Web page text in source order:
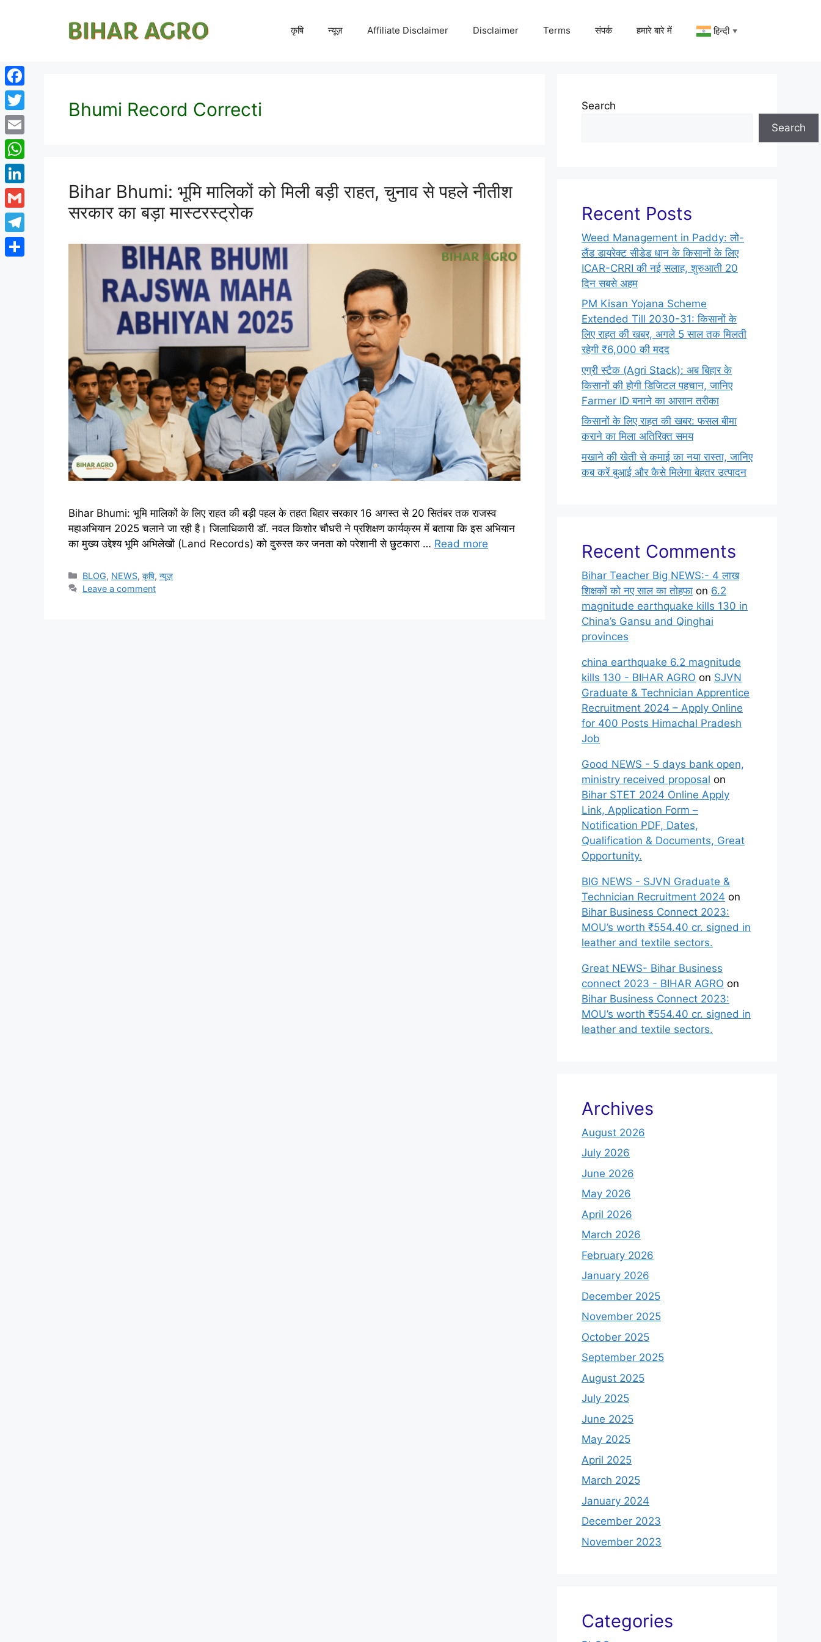
कृषि न्यूज़ Affiliate Disclaimer Disclaimer Terms संपर्क हमारे बारे में हिन्दी ▼
Bhumi Record Correcti
Bihar Bhumi: भूमि मालिकों को मिली बड़ी राहत, चुनाव से पहले नीतीश
सरकार का बड़ा मास्टरस्ट्रोक
Bihar Bhumi: भूमि मालिकों के लिए राहत की बड़ी पहल के तहत बिहार सरकार 16 अगस्त से 20 सितंबर तक राजस्व
महाअभियान 2025 चलाने जा रही है। जिलाधिकारी डॉ. नवल किशोर चौधरी ने प्रशिक्षण कार्यक्रम में बताया कि इस अभियान
का मुख्य उद्देश्य भूमि अभिलेखों (Land Records) को दुरुस्त कर जनता को परेशानी से छुटकारा … Read more
BLOG, NEWS,कृषि,न्यूज़
Leave a comment
Search
Search
Recent Posts
Weed Management in Paddy: लो-
लैंड डायरेक्ट सीडेड धान के किसानों के लिए
ICAR-CRRI की नई सलाह, शुरुआती 20
दिन सबसे अहम
PM Kisan Yojana Scheme
Extended Till 2030-31: किसानों के
लिए राहत की खबर, अगले 5 साल तक मिलती
रहेगी ₹6,000 की मदद
एग्री स्टैक (Agri Stack): अब बिहार के
किसानों की होगी डिजिटल पहचान, जानिए
Farmer ID बनाने का आसान तरीका
किसानों के लिए राहत की खबर: फसल बीमा
कराने का मिला अतिरिक्त समय
मखाने की खेती से कमाई का नया रास्ता, जानिए
कब करें बुआई और कैसे मिलेगा बेहतर उत्पादन
Recent Comments
Bihar Teacher Big NEWS:- 4 लाख
शिक्षकों को नए साल का तोहफा on 6.2
magnitude earthquake kills 130 in
China’s Gansu and Qinghai
provinces
china earthquake 6.2 magnitude
kills 130 - BIHAR AGRO on SJVN
Graduate & Technician Apprentice
Recruitment 2024 – Apply Online
for 400 Posts Himachal Pradesh
Job
Good NEWS - 5 days bank open,
ministry received proposal on
Bihar STET 2024 Online Apply
Link, Application Form –
Notification PDF, Dates,
Qualification & Documents, Great
Opportunity.
BIG NEWS - SJVN Graduate &
Technician Recruitment 2024 on
Bihar Business Connect 2023:
MOU’s worth ₹554.40 cr. signed in
leather and textile sectors.
Great NEWS- Bihar Business
connect 2023 - BIHAR AGRO on
Bihar Business Connect 2023:
MOU’s worth ₹554.40 cr. signed in
leather and textile sectors.
Archives
August 2026
July 2026
June 2026
May 2026
April 2026
March 2026
February 2026
January 2026
December 2025
November 2025
October 2025
September 2025
August 2025
July 2025
June 2025
May 2025
April 2025
March 2025
January 2024
December 2023
November 2023
Categories
Facebook
Twitter
Email
WhatsApp
LinkedIn
Gmail
Telegram